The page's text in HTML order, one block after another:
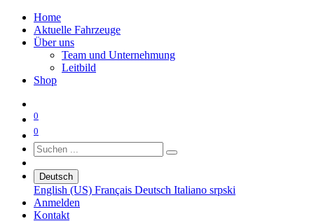
Home
Aktuelle Fahrzeuge
Über uns
Team und Unternehmung
Leitbild
Shop
0
0
Deutsch
English (US) Français Deutsch Italiano srpski
Anmelden
Kontakt